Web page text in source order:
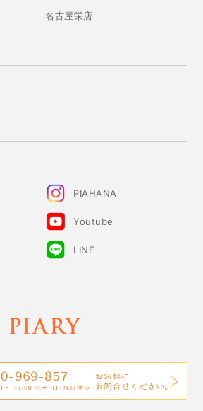
名古屋栄店
PIAHANA
Youtube
LINE